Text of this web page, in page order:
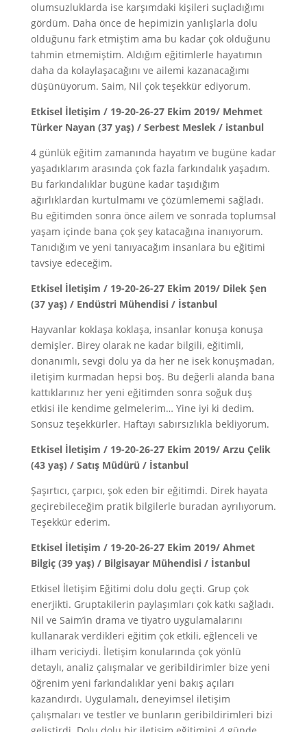
olumsuzluklarda ise karşımdaki kişileri suçladığımı
gördüm. Daha önce de hepimizin yanlışlarla dolu
olduğunu fark etmiştim ama bu kadar çok olduğunu
tahmin etmemiştim. Aldığım eğitimlerle hayatımın
daha da kolaylaşacağını ve ailemi kazanacağımı
düşünüyorum. Saim, Nil çok teşekkür ediyorum.
Etkisel İletişim / 19-20-26-27 Ekim 2019/ Mehmet
Türker Nayan (37 yaş) / Serbest Meslek / istanbul
4 günlük eğitim zamanında hayatım ve bugüne kadar
yaşadıklarım arasında çok fazla farkındalık yaşadım.
Bu farkındalıklar bugüne kadar taşıdığım
ağırlıklardan kurtulmamı ve çözümlememi sağladı.
Bu eğitimden sonra önce ailem ve sonrada toplumsal
yaşam içinde bana çok şey katacağına inanıyorum.
Tanıdığım ve yeni tanıyacağım insanlara bu eğitimi
tavsiye edeceğim.
Etkisel İletişim / 19-20-26-27 Ekim 2019/ Dilek Şen
(37 yaş) / Endüstri Mühendisi / İstanbul
Hayvanlar koklaşa koklaşa, insanlar konuşa konuşa
demişler. Birey olarak ne kadar bilgili, eğitimli,
donanımlı, sevgi dolu ya da her ne isek konuşmadan,
iletişim kurmadan hepsi boş. Bu değerli alanda bana
kattıklarınız her yeni eğitimden sonra soğuk duş
etkisi ile kendime gelmelerim… Yine iyi ki dedim.
Sonsuz teşekkürler. Haftayı sabırsızlıkla bekliyorum.
Etkisel İletişim / 19-20-26-27 Ekim 2019/ Arzu Çelik
(43 yaş) / Satış Müdürü / İstanbul
Şaşırtıcı, çarpıcı, şok eden bir eğitimdi. Direk hayata
geçirebileceğim pratik bilgilerle buradan ayrılıyorum.
Teşekkür ederim.
Etkisel İletişim / 19-20-26-27 Ekim 2019/ Ahmet
Bilgiç (39 yaş) / Bilgisayar Mühendisi / İstanbul
Etkisel İletişim Eğitimi dolu dolu geçti. Grup çok
enerjikti. Gruptakilerin paylaşımları çok katkı sağladı.
Nil ve Saim’in drama ve tiyatro uygulamalarını
kullanarak verdikleri eğitim çok etkili, eğlenceli ve
ilham vericiydi. İletişim konularında çok yönlü
detaylı, analiz çalışmalar ve geribildirimler bize yeni
öğrenim yeni farkındalıklar yeni bakış açıları
kazandırdı. Uygulamalı, deneyimsel iletişim
çalışmaları ve testler ve bunların geribildirimleri bizi